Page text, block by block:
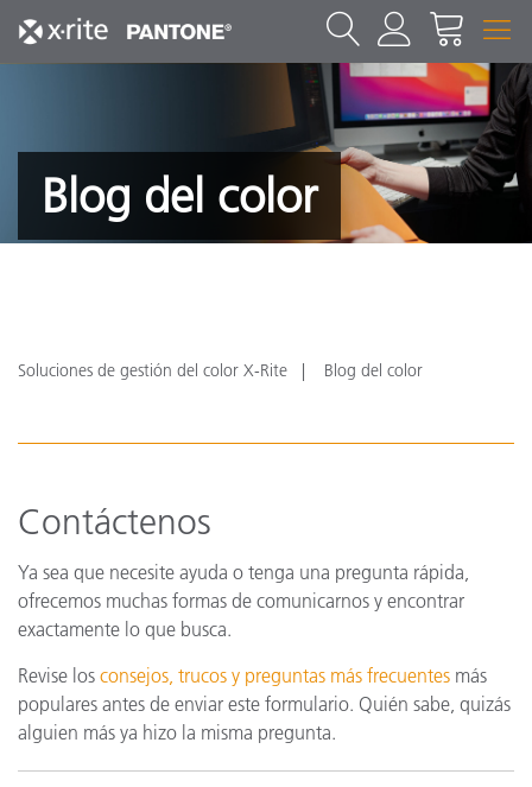
Blog del color
Soluciones de gestión del color X-Rite Blog del color
Contáctenos
Ya sea que necesite ayuda o tenga una pregunta rápida,
ofrecemos muchas formas de comunicarnos y encontrar
exactamente lo que busca.
Revise los consejos, trucos y preguntas más frecuentes más
populares antes de enviar este formulario. Quién sabe, quizás
alguien más ya hizo la misma pregunta.